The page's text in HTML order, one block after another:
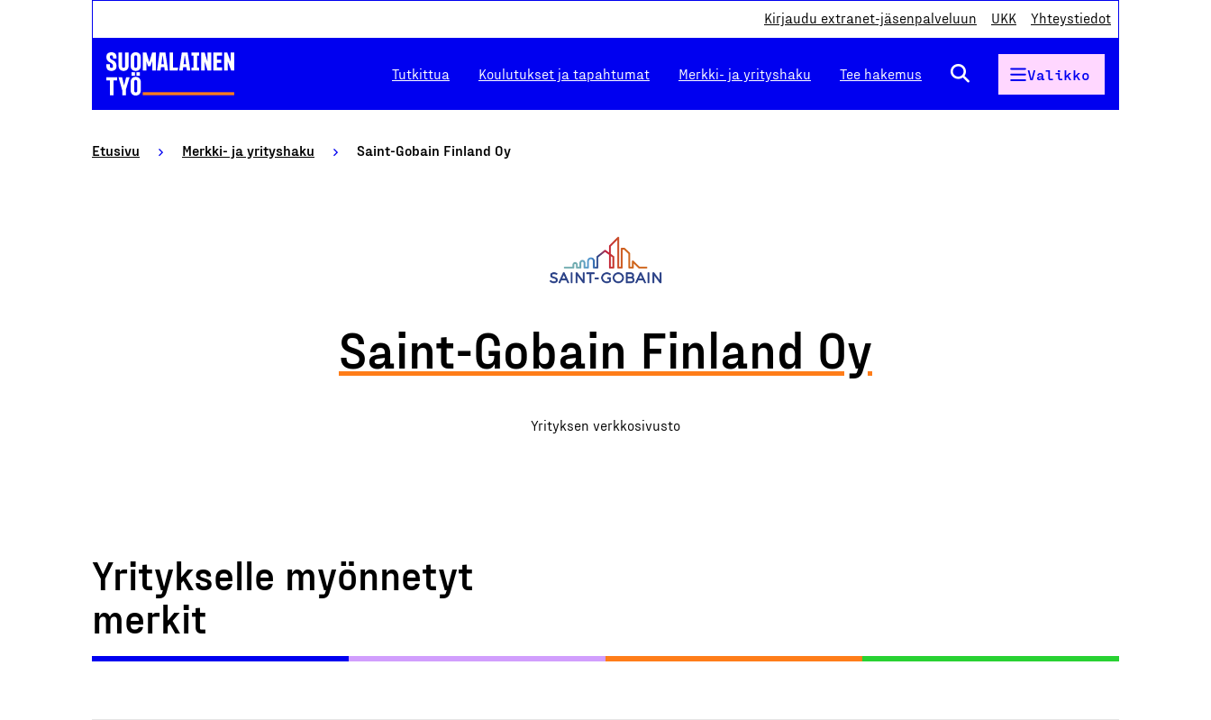
Kirjaudu extranet-jäsenpalveluun UKK Yhteystiedot
Tutkittua Koulutukset ja tapahtumat Merkki- ja yrityshaku Tee hakemus Valikko
Etusivu Merkki- ja yrityshaku Saint-Gobain Finland Oy
Saint-Gobain Finland Oy
Yrityksen verkkosivusto
Yritykselle myönnetyt
merkit